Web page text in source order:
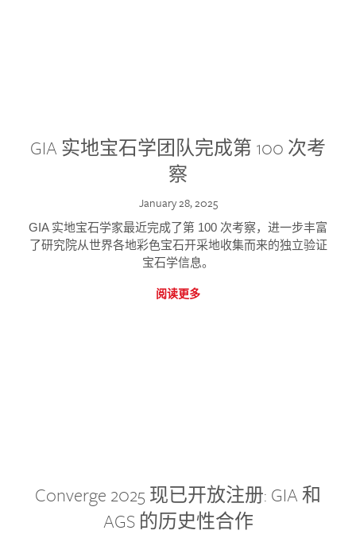
GIA 实地宝石学团队完成第 100 次考
察
January 28, 2025
GIA 实地宝石学家最近完成了第 100 次考察，进一步丰富
了研究院从世界各地彩色宝石开采地收集而来的独立验证
宝石学信息。
阅读更多
Converge 2025 现已开放注册: GIA 和
AGS 的历史性合作